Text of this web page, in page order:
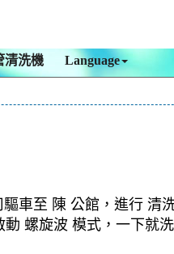
清洗機 Language
車至 陳 公館，進行 清
螺旋波 模式，一下就